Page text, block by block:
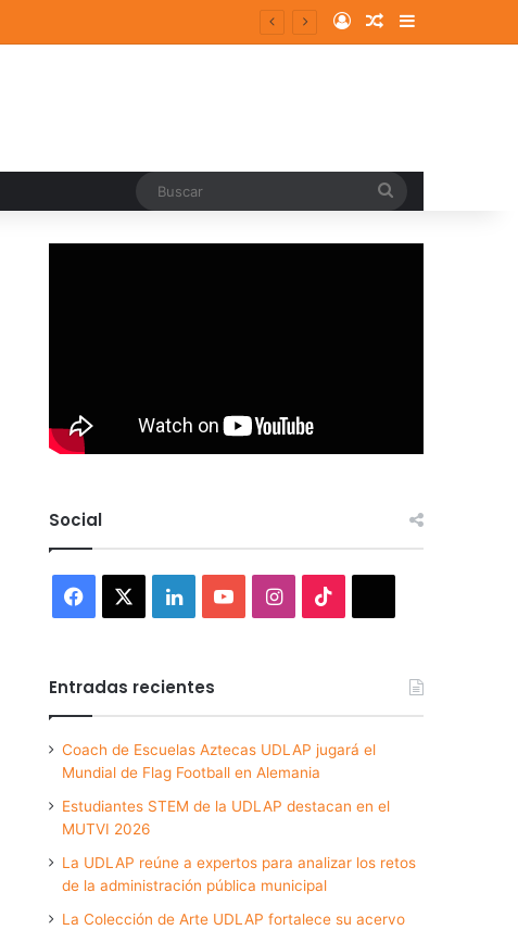
Log InRandom Article
Sidebar
Social
Facebook LinkedInYouTubeInstagram
Entradas recientes
Coach de Escuelas Aztecas UDLAP jugará el
Mundial de Flag Football en Alemania
Estudiantes STEM de la UDLAP destacan en el
MUTVI 2026
La UDLAP reúne a expertos para analizar los retos
de la administración pública municipal
La Colección de Arte UDLAP fortalece su acervo